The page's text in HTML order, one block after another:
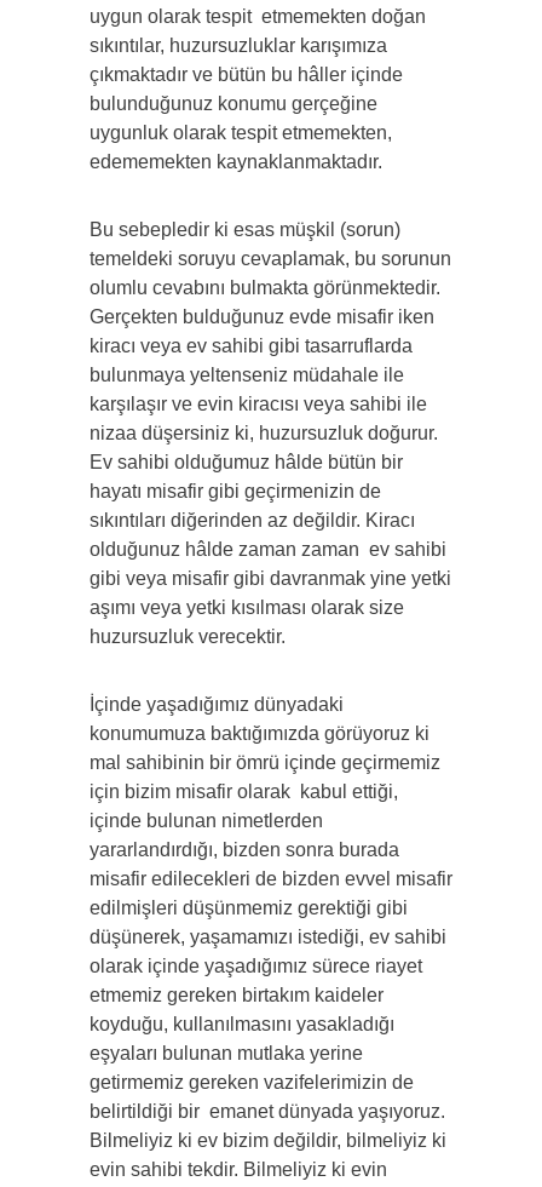
uygun olarak tespit etmemekten doğan
sıkıntılar, huzursuzluklar karışımıza
çıkmaktadır ve bütün bu hâller içinde
bulunduğunuz konumu gerçeğine
uygunluk olarak tespit etmemekten,
edememekten kaynaklanmaktadır.
Bu sebepledir ki esas müşkil (sorun)
temeldeki soruyu cevaplamak, bu sorunun
olumlu cevabını bulmakta görünmektedir.
Gerçekten bulduğunuz evde misafir iken
kiracı veya ev sahibi gibi tasarruflarda
bulunmaya yeltenseniz müdahale ile
karşılaşır ve evin kiracısı veya sahibi ile
nizaa düşersiniz ki, huzursuzluk doğurur.
Ev sahibi olduğumuz hâlde bütün bir
hayatı misafir gibi geçirmenizin de
sıkıntıları diğerinden az değildir. Kiracı
olduğunuz hâlde zaman zaman ev sahibi
gibi veya misafir gibi davranmak yine yetki
aşımı veya yetki kısılması olarak size
huzursuzluk verecektir.
İçinde yaşadığımız dünyadaki
konumumuza baktığımızda görüyoruz ki
mal sahibinin bir ömrü içinde geçirmemiz
için bizim misafir olarak kabul ettiği,
içinde bulunan nimetlerden
yararlandırdığı, bizden sonra burada
misafir edilecekleri de bizden evvel misafir
edilmişleri düşünmemiz gerektiği gibi
düşünerek, yaşamamızı istediği, ev sahibi
olarak içinde yaşadığımız sürece riayet
etmemiz gereken birtakım kaideler
koyduğu, kullanılmasını yasakladığı
eşyaları bulunan mutlaka yerine
getirmemiz gereken vazifelerimizin de
belirtildiği bir emanet dünyada yaşıyoruz.
Bilmeliyiz ki ev bizim değildir, bilmeliyiz ki
evin sahibi tekdir. Bilmeliyiz ki evin